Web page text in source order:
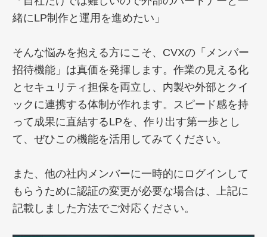
緒にLP制作と運用を進めたい」
そんな悩みを抱える方にこそ、CVXの「メンバー
招待機能」は真価を発揮します。作業の見える化
とセキュリティ担保を両立し、内製や外部とクイ
ックに連携する体制が作れます。スピード感を持
って成果に直結するLPを、作り出す第一歩とし
て、ぜひこの機能を活用してみてください。
また、他の社内メンバーに一時的にログインして
もらうために認証の変更が必要な場合は、上記に
記載しました方法でご対応ください。